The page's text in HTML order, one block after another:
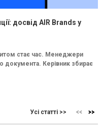
досвід AIR Brands у
стає час. Менеджери
документа. Керівник збирає
Усі статті >>